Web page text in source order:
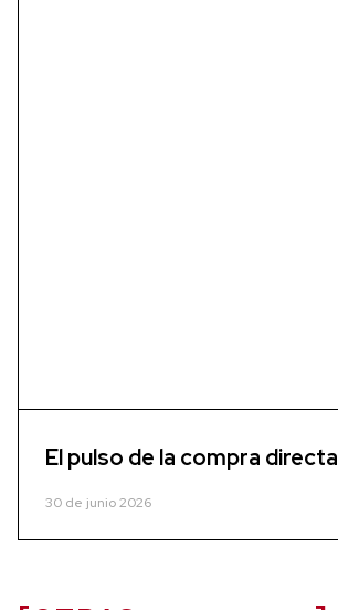
El pulso de la compra directa
30 de junio 2026